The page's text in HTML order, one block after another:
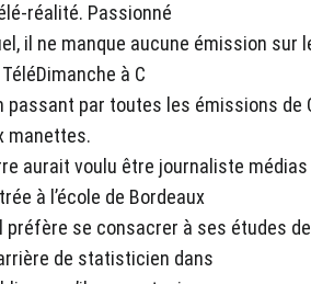
réalité. Passionné
il ne manque aucune émission sur
à C
passant par toutes les émissions de
manettes.
aurait voulu être journaliste
à l’école de Bordeaux
se consacrer à ses études
de statisticien dans